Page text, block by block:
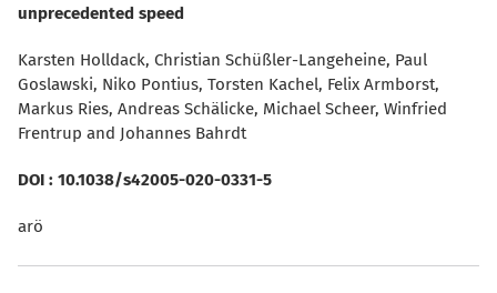
unprecedented speed
Karsten Holldack, Christian Schüßler-Langeheine, Paul
Goslawski, Niko Pontius, Torsten Kachel, Felix Armborst,
Markus Ries, Andreas Schälicke, Michael Scheer, Winfried
Frentrup and Johannes Bahrdt
DOI : 10.1038/s42005-020-0331-5
arö